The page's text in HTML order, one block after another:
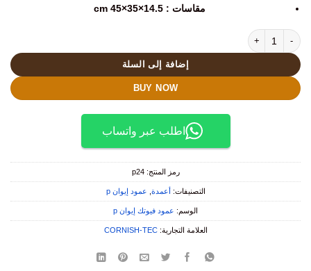
مقاسات : 14.5×35×45 cm
كمية قاعدة عمود إيوان -(p24)- فيوتك :14.5×35×45 cm
إضافة إلى السلة
BUY NOW
اطلب عبر واتساب
رمز المنتج:p24
التصنيفات: أعمدة, عمود إيوان p
الوسم: عمود فيوتك إيوان p
العلامة التجارية:CORNISH-TEC